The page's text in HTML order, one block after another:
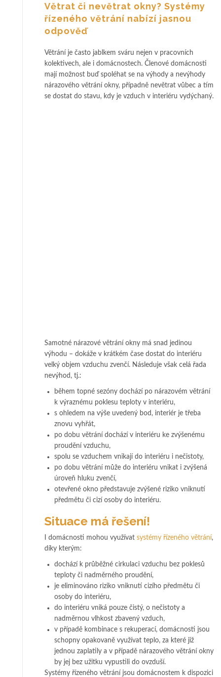
Větrat či nevětrat okny? Systémy
řízeného větrání nabízí jasnou
odpověď
Větrání je často jablkem sváru nejen v pracovních
kolektivech, ale i domácnostech. Členové domácnosti
mají možnost buď spoléhat se na výhody a nevýhody
nárazového větrání okny, případně nevětrat vůbec a tím
se dostat do stavu, kdy je vzduch v interiéru vydýchaný.
Samotné nárazové větrání okny má snad jedinou
výhodu – dokáže v krátkém čase dostat do interiéru
velký objem vzduchu zvenčí. Následuje však celá řada
nevýhod, tj.:
během topné sezóny dochází po nárazovém větrání
k výraznému poklesu teploty v interiéru,
s ohledem na výše uvedený bod, interiér je třeba
znovu vyhřát,
po dobu větrání dochází v interiéru ke zvýšenému
proudění vzduchu,
spolu se vzduchem vnikají do interiéru i nečistoty,
po dobu větrání může do interiéru vnikat i zvýšená
úroveň hluku zvenčí,
otevřené okno představuje zvýšené riziko vniknutí
předmětu či cizí osoby do interiéru.
Situace má řešení!
I domácnosti mohou využívat systémy řízeného větrání,
díky kterým:
dochází k průběžné cirkulaci vzduchu bez poklesů
teploty či nadměrného proudění,
je eliminováno riziko vniknutí cizího předmětu či
osoby do interiéru,
do interiéru vniká pouze čistý, o nečistoty a
nadměrnou vlhkost zbavený vzduch,
v případě kombinace s rekuperací, domácnosti jsou
schopny opakovaně využívat teplo, za které již
jednou zaplatily a v případě nárazového větrání okny
by jej bez užitku vypustili do ovzduší.
Systémy řízeného větrání jsou domácnostem k dispozici